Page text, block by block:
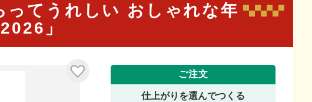
てうれしい おしゃれな年
」
ご注文
仕上がりを選んでつくる